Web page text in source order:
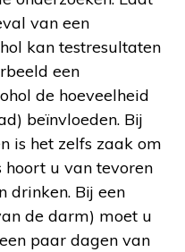
van een
kan testresultaten
een
de hoeveelheid
beïnvloeden. Bij
is het zelfs zaak om
hoort u van tevoren
drinken. Bij een
de darm) moet u
paar dagen van